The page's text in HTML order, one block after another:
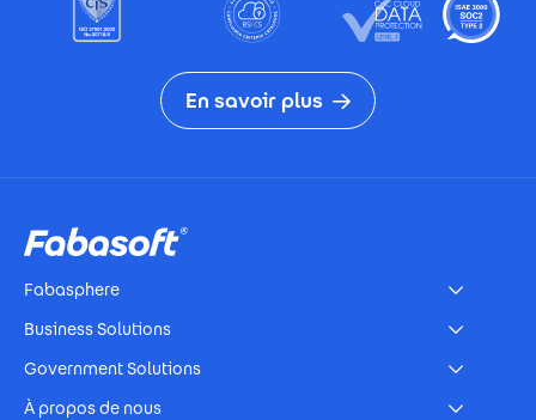
En savoir plus
Fabasphere
Business Solutions
Government Solutions
À propos de nous